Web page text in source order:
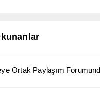
Ortak Paylaşım